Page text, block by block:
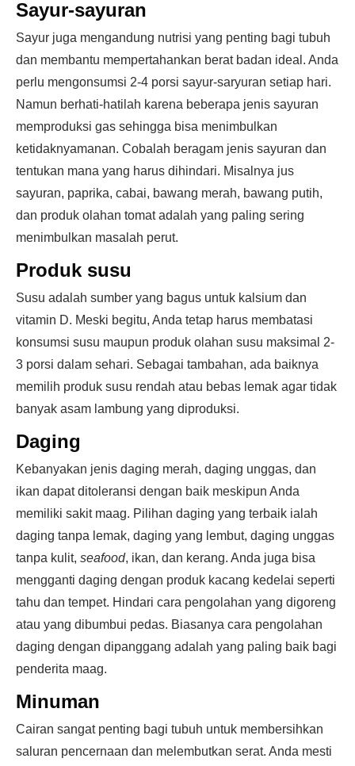
Sayur-sayuran
Sayur juga mengandung nutrisi yang penting bagi tubuh
dan membantu mempertahankan berat badan ideal. Anda
perlu mengonsumsi 2-4 porsi sayur-saryuran setiap hari.
Namun berhati-hatilah karena beberapa jenis sayuran
memproduksi gas sehingga bisa menimbulkan
ketidaknyamanan. Cobalah beragam jenis sayuran dan
tentukan mana yang harus dihindari. Misalnya jus
sayuran, paprika, cabai, bawang merah, bawang putih,
dan produk olahan tomat adalah yang paling sering
menimbulkan masalah perut.
Produk susu
Susu adalah sumber yang bagus untuk kalsium dan
vitamin D. Meski begitu, Anda tetap harus membatasi
konsumsi susu maupun produk olahan susu maksimal 2-
3 porsi dalam sehari. Sebagai tambahan, ada baiknya
memilih produk susu rendah atau bebas lemak agar tidak
banyak asam lambung yang diproduksi.
Daging
Kebanyakan jenis daging merah, daging unggas, dan
ikan dapat ditoleransi dengan baik meskipun Anda
memiliki sakit maag. Pilihan daging yang terbaik ialah
daging tanpa lemak, daging yang lembut, daging unggas
tanpa kulit, seafood, ikan, dan kerang. Anda juga bisa
mengganti daging dengan produk kacang kedelai seperti
tahu dan tempet. Hindari cara pengolahan yang digoreng
atau yang dibumbui pedas. Biasanya cara pengolahan
daging dengan dipanggang adalah yang paling baik bagi
penderita maag.
Minuman
Cairan sangat penting bagi tubuh untuk membersihkan
saluran pencernaan dan melembutkan serat. Anda mesti